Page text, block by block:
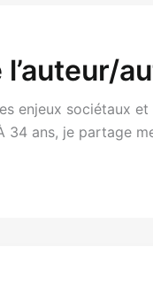
l’auteur/
enjeux sociétaux
34 ans, je partage